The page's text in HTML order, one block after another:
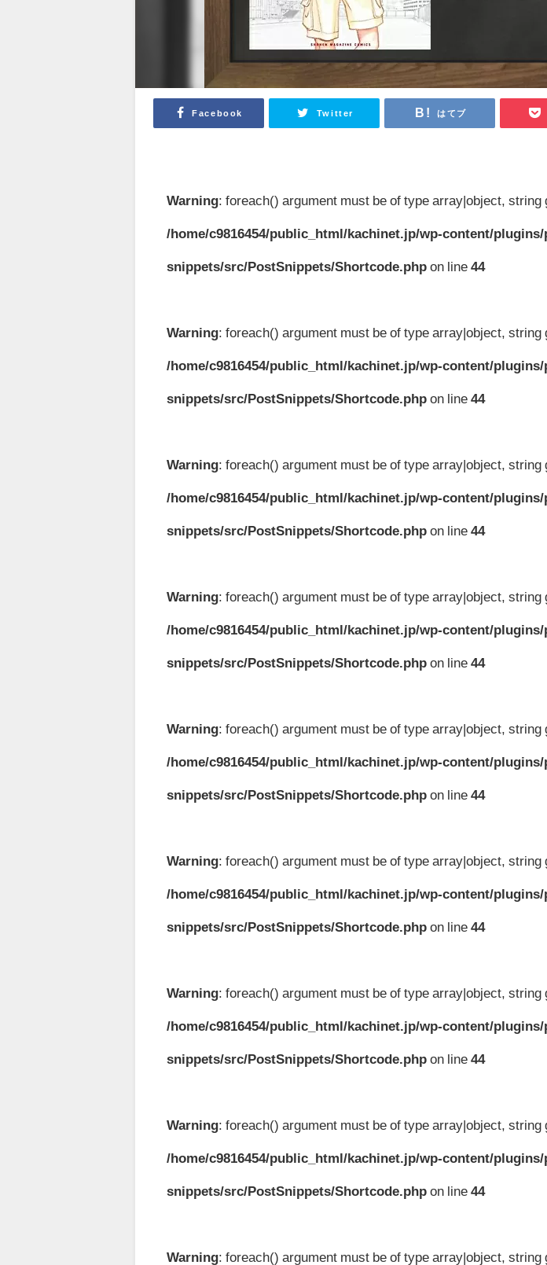
Facebook Twitter はてブ
Warning: foreach() argument must be of type array|object, string
/home/c9816454/public_html/kachinet.jp/wp-content/plugins/
snippets/src/PostSnippets/Shortcode.php on line44
Warning: foreach() argument must be of type array|object, string
/home/c9816454/public_html/kachinet.jp/wp-content/plugins/
snippets/src/PostSnippets/Shortcode.php on line44
Warning: foreach() argument must be of type array|object, string
/home/c9816454/public_html/kachinet.jp/wp-content/plugins/
snippets/src/PostSnippets/Shortcode.php on line44
Warning: foreach() argument must be of type array|object, string
/home/c9816454/public_html/kachinet.jp/wp-content/plugins/
snippets/src/PostSnippets/Shortcode.php on line44
Warning: foreach() argument must be of type array|object, string
/home/c9816454/public_html/kachinet.jp/wp-content/plugins/
snippets/src/PostSnippets/Shortcode.php on line44
Warning: foreach() argument must be of type array|object, string
/home/c9816454/public_html/kachinet.jp/wp-content/plugins/
snippets/src/PostSnippets/Shortcode.php on line44
Warning: foreach() argument must be of type array|object, string
/home/c9816454/public_html/kachinet.jp/wp-content/plugins/
snippets/src/PostSnippets/Shortcode.php on line44
Warning: foreach() argument must be of type array|object, string
/home/c9816454/public_html/kachinet.jp/wp-content/plugins/
snippets/src/PostSnippets/Shortcode.php on line44
Warning: foreach() argument must be of type array|object, string